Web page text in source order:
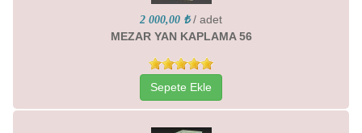
2 000,00 ₺ / adet
MEZAR YAN KAPLAMA 56
Sepete Ekle